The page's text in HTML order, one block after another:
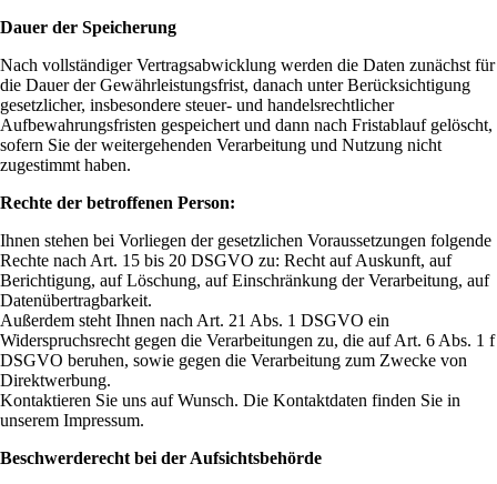
Dauer der Speicherung
Nach vollständiger Vertragsabwicklung werden die Daten zunächst für
die Dauer der Gewährleistungsfrist, danach unter Berücksichtigung
gesetzlicher, insbesondere steuer- und handelsrechtlicher
Aufbewahrungsfristen gespeichert und dann nach Fristablauf gelöscht,
sofern Sie der weitergehenden Verarbeitung und Nutzung nicht
zugestimmt haben.
Rechte der betroffenen Person:
Ihnen stehen bei Vorliegen der gesetzlichen Voraussetzungen folgende
Rechte nach Art. 15 bis 20 DSGVO zu: Recht auf Auskunft, auf
Berichtigung, auf Löschung, auf Einschränkung der Verarbeitung, auf
Datenübertragbarkeit.
Außerdem steht Ihnen nach Art. 21 Abs. 1 DSGVO ein
Widerspruchsrecht gegen die Verarbeitungen zu, die auf Art. 6 Abs. 1 f
DSGVO beruhen, sowie gegen die Verarbeitung zum Zwecke von
Direktwerbung.
Kontaktieren Sie uns auf Wunsch. Die Kontaktdaten finden Sie in
unserem Impressum.
Beschwerderecht bei der Aufsichtsbehörde